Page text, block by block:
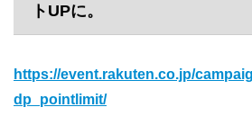
トUPに。
https://event.rakuten.co.jp/
dp_pointlimit/